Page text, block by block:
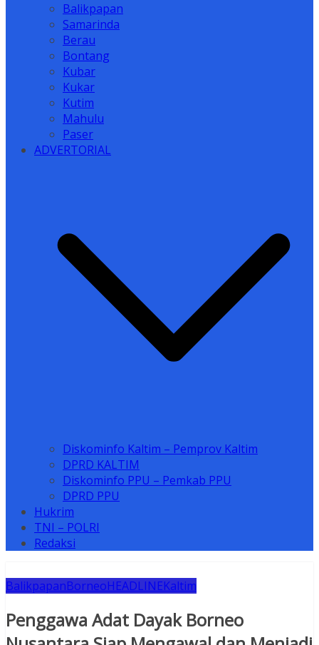
Balikpapan
Samarinda
Berau
Bontang
Kubar
Kukar
Kutim
Mahulu
Paser
ADVERTORIAL
Diskominfo Kaltim – Pemprov Kaltim
DPRD KALTIM
Diskominfo PPU – Pemkab PPU
DPRD PPU
Hukrim
TNI – POLRI
Redaksi
BalikpapanBorneoHEADLINEKaltim
Penggawa Adat Dayak Borneo